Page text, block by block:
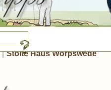
| Stolte Haus Worpswede